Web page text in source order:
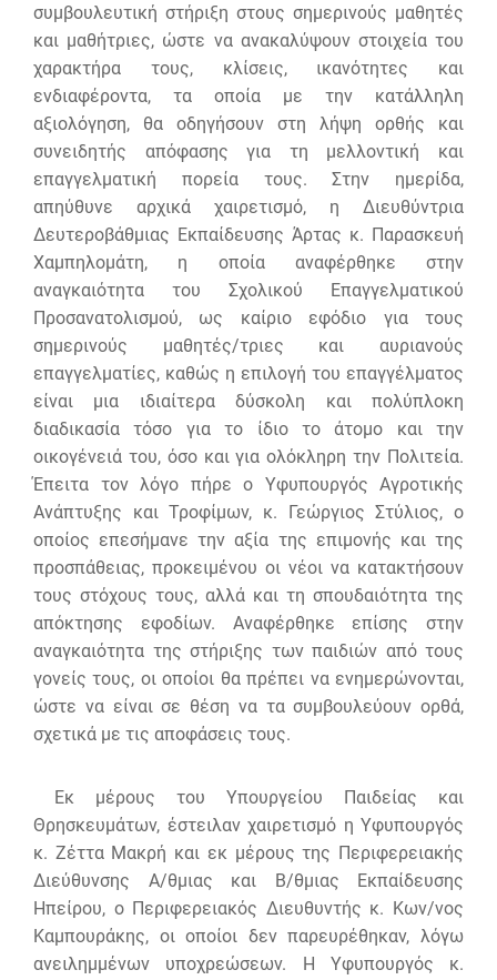
συμβουλευτική στήριξη στους σημερινούς μαθητές
και μαθήτριες, ώστε να ανακαλύψουν στοιχεία του
χαρακτήρα τους, κλίσεις, ικανότητες και
ενδιαφέροντα, τα οποία με την κατάλληλη
αξιολόγηση, θα οδηγήσουν στη λήψη ορθής και
συνειδητής απόφασης για τη μελλοντική και
επαγγελματική πορεία τους. Στην ημερίδα,
απηύθυνε αρχικά χαιρετισμό, η Διευθύντρια
Δευτεροβάθμιας Εκπαίδευσης Άρτας κ. Παρασκευή
Χαμπηλομάτη, η οποία αναφέρθηκε στην
αναγκαιότητα του Σχολικού Επαγγελματικού
Προσανατολισμού, ως καίριο εφόδιο για τους
σημερινούς μαθητές/τριες και αυριανούς
επαγγελματίες, καθώς η επιλογή του επαγγέλματος
είναι μια ιδιαίτερα δύσκολη και πολύπλοκη
διαδικασία τόσο για το ίδιο το άτομο και την
οικογένειά του, όσο και για ολόκληρη την Πολιτεία.
Έπειτα τον λόγο πήρε ο Υφυπουργός Αγροτικής
Ανάπτυξης και Τροφίμων, κ. Γεώργιος Στύλιος, ο
οποίος επεσήμανε την αξία της επιμονής και της
προσπάθειας, προκειμένου οι νέοι να κατακτήσουν
τους στόχους τους, αλλά και τη σπουδαιότητα της
απόκτησης εφοδίων. Αναφέρθηκε επίσης στην
αναγκαιότητα της στήριξης των παιδιών από τους
γονείς τους, οι οποίοι θα πρέπει να ενημερώνονται,
ώστε να είναι σε θέση να τα συμβουλεύουν ορθά,
σχετικά με τις αποφάσεις τους.
Εκ μέρους του Υπουργείου Παιδείας και
Θρησκευμάτων, έστειλαν χαιρετισμό η Υφυπουργός
κ. Ζέττα Μακρή και εκ μέρους της Περιφερειακής
Διεύθυνσης Α/θμιας και Β/θμιας Εκπαίδευσης
Ηπείρου, ο Περιφερειακός Διευθυντής κ. Κων/νος
Καμπουράκης, οι οποίοι δεν παρευρέθηκαν, λόγω
ανειλημμένων υποχρεώσεων. Η Υφυπουργός κ.